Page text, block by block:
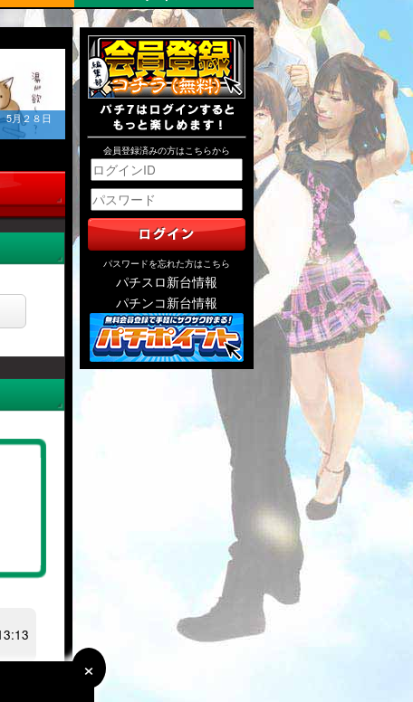
×
×
月２８日
あ
会員登録済みの方はこちらから
パスワードを忘れた方はこちら
パチスロ新台情報
パチンコ新台情報